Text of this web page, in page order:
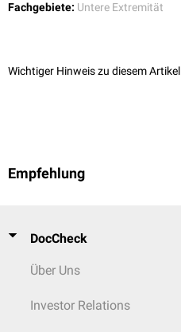
Fachgebiete: Untere Extremität
Wichtiger Hinweis zu diesem Artikel
Empfehlung
DocCheck
Über Uns
Investor Relations